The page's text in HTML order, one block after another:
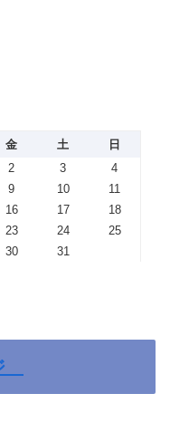
金 土
日
2 3
4
9 10
11
16 17
18
23 24
25
30 31